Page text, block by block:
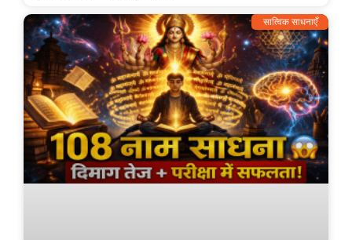
सात्विक साधनाएँ